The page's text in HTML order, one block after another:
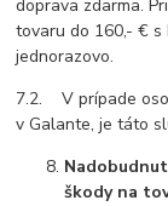
doprava zdarma.
tovaru do 160,- € s
jednorazovo.
7.2. V prípade
v Galante, je táto
škody na